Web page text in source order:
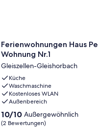
Ferienwohnungen
Haus
-
Wohnung
Nr.1
Gleiszellen-
Gleishorbach
Ferienwohnungen Haus
Wohnung Nr.1
Gleiszellen-Gleishorbach
Küche
Waschmaschine
Kostenloses WLAN
Außenbereich
10.0
von
10/10 Außergewöhnlich
(2 Bewertungen)